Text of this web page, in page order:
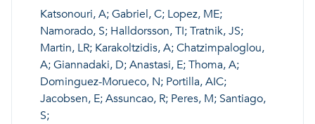
Katsonouri, A; Gabriel, C; Lopez, ME;
Namorado, S; Halldorsson, TI; Tratnik, JS;
Martin, LR; Karakoltzidis, A; Chatzimpaloglou,
A; Giannadaki, D; Anastasi, E; Thoma, A;
Dominguez-Morueco, N; Portilla, AIC;
Jacobsen, E; Assuncao, R; Peres, M; Santiago,
S;